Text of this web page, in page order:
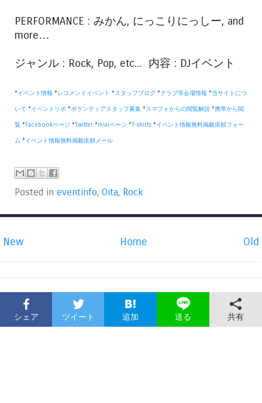
PERFORMANCE : みかん, にっこりにっしー, and
more…
ジャンル : Rock, Pop, etc... 内容 : DJイベント
*イベント情報 *レコメンドイベント *スタッフブログ *クラブ等会場情報 *当サイトにつ
いて *イベントリポ *ボランティアスタッフ募集 *スマフォからの閲覧解説 *携帯から閲
覧 * Facebookページ *Twitter *mixiページ *T-shirts *イベント情報無料掲載依頼フォー
ム *イベント情報無料掲載依頼メール
Posted in eventinfo, Oita, Rock
New Old
Home
シェア ツイート 追加 送る 共有